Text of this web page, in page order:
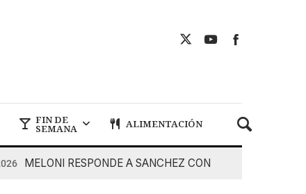
FIN DE
SEMANA ALIMENTACIÓN
MELONI RESPONDE A SANCHEZ CON DUREZA